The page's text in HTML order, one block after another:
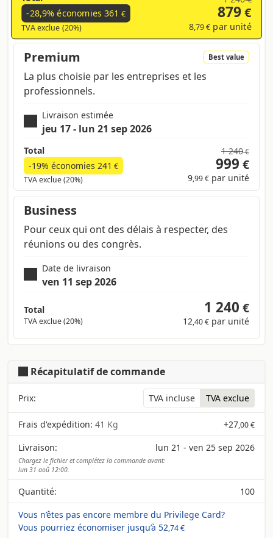
services d'impression en ligne. Profitez
d'une qualité d'impression exceptionnelle,
d'un service client inégalé et de tarifs
compétitifs. Mettez-nous à l'épreuve, vous
ne serez pas déçu.
-28,9% économies 361 €
TVA exclue (20%)
879€
8,79 € par unité
Premium Best value
La plus choisie par les entreprises et les
professionnels.
Livraison estimée
jeu 17 - lun 21 sep 2026
Total
-19% économies 241 €
TVA exclue (20%)
1 240€
999 €
9,99 € par unité
Business
Pour ceux qui ont des délais à respecter, des
réunions ou des congrès.
Date de livraison
ven 11 sep 2026
Total
TVA exclue (20%)
1 240 €
12,40 € par unité
Récapitulatif de commande
Prix: TVA incluse TVA exclue
Frais d'expédition: 41 Kg +27,00 €
Livraison: lun 21 - ven 25 sep 2026
Chargez le fichier et complétez la commande avant:
lun 31 aoû 12:00.
Quantité:
100
Vous n’êtes pas encore membre du Privilege Card?
Vous pourriez économiser jusqu’à 52,74 €